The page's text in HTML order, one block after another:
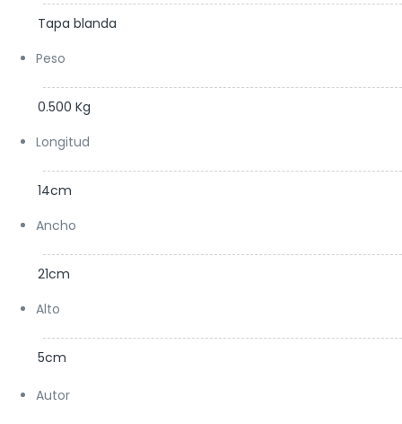
Tapa blanda
Peso
0.500 Kg
Longitud
14cm
Ancho
21cm
Alto
5cm
Autor